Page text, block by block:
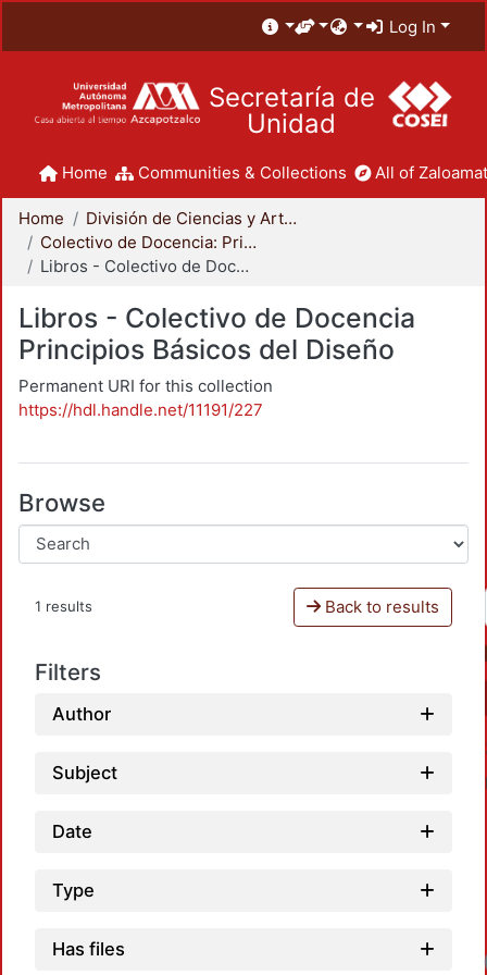
Log In
Secretaría de
Unidad
Home Communities & Collections All of
Home
División de Ciencias y Artes para el Diseño
Colectivo de Docencia: Principios Básicos del Diseño
Libros - Colectivo de Docencia Principios Básicos del Diseño
Libros - Colectivo de Docencia
Principios Básicos del Diseño
Permanent URI for this collection
https://hdl.handle.net/11191/227
Browse
1 results Back to results
Filters
Author
Subject
Date
Type
Has files